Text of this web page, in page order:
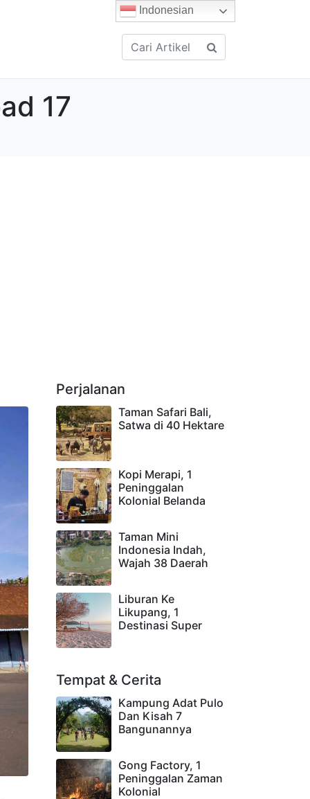
17
Perjalanan
Taman Safari Bali,
Satwa di 40 Hektare
Kopi Merapi, 1
Peninggalan
Kolonial Belanda
Taman Mini
Indonesia Indah,
Wajah 38 Daerah
Liburan Ke
Likupang, 1
Destinasi Super
Tempat & Cerita
Kampung Adat Pulo
Dan Kisah 7
Bangunannya
Gong Factory, 1
Peninggalan Zaman
Kolonial
Indonesian